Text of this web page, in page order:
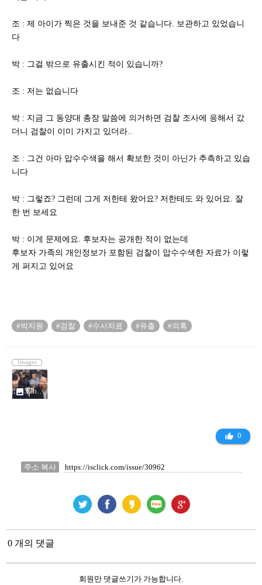
조 : 제 아이가 찍은 것을 보내준 것 같습니다. 보관하고 있었습니
다
박 : 그걸 밖으로 유출시킨 적이 있습니까?
조 : 저는 없습니다
박 : 지금 그 동양대 총장 말씀에 의거하면 검찰 조사에 응해서 갔
더니 검찰이 이미 가지고 있더라..
조 : 그건 아마 압수수색을 해서 확보한 것이 아닌가 추측하고 있습
니다
박 : 그렇죠? 그런데 그게 저한테 왔어요? 저한테도 와 있어요. 잘
한 번 보세요
박 : 이게 문제에요. 후보자는 공개한 적이 없는데
후보자 가족의 개인정보가 포함된 검찰이 압수수색한 자료가 이렇
게 퍼지고 있어요
#박지원 #검찰 #수사자료 #유출 #의혹
Images
photo37bd93f147c8d7_7467490.png
thumb_up_alt 0
주소 복사
0 개의 댓글
회원만 댓글쓰기가 가능합니다.